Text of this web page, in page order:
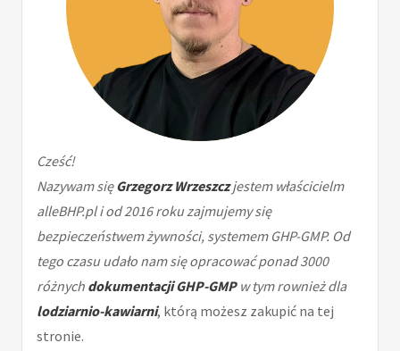
Cześć!
Nazywam sięGrzegorz Wrzeszczjestem właścicielm
alleBHP.pl i od 2016 roku zajmujemy się
bezpieczeństwem żywności, systemem GHP-GMP. Od
tego czasu udało nam się opracować ponad 3000
różnych dokumentacji GHP-GMPw tym rownież dla
lodziarnio-kawiarni, którą możesz zakupić na tej
stronie.